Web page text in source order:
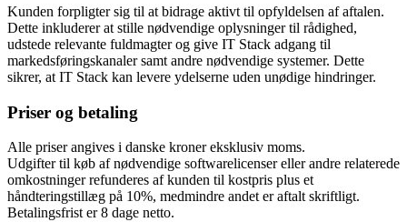
Kunden forpligter sig til at bidrage aktivt til opfyldelsen af aftalen.
Dette inkluderer at stille nødvendige oplysninger til rådighed,
udstede relevante fuldmagter og give IT Stack adgang til
markedsføringskanaler samt andre nødvendige systemer. Dette
sikrer, at IT Stack kan levere ydelserne uden unødige hindringer.
Priser og betaling
Alle priser angives i danske kroner eksklusiv moms.
Udgifter til køb af nødvendige softwarelicenser eller andre relaterede
omkostninger refunderes af kunden til kostpris plus et
håndteringstillæg på 10%, medmindre andet er aftalt skriftligt.
Betalingsfrist er 8 dage netto.